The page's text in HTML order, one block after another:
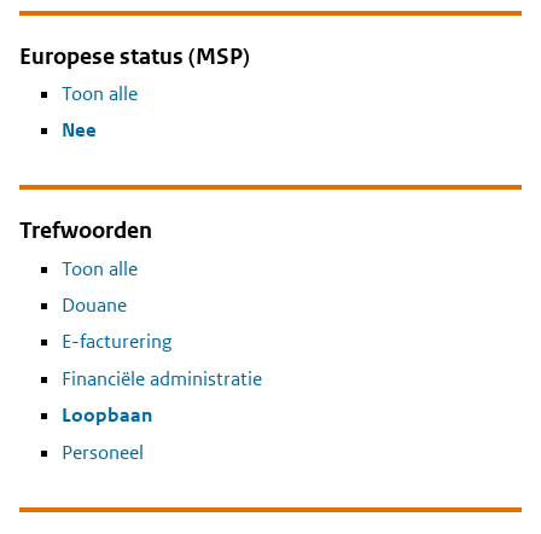
Europese status (MSP)
Toon alle
Nee
Trefwoorden
Toon alle
Douane
E-facturering
Financiële administratie
Loopbaan
Personeel